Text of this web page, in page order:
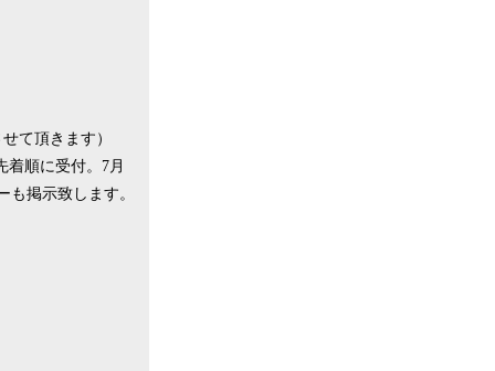
て頂きます）
着順に受付。7月
掲示致します。